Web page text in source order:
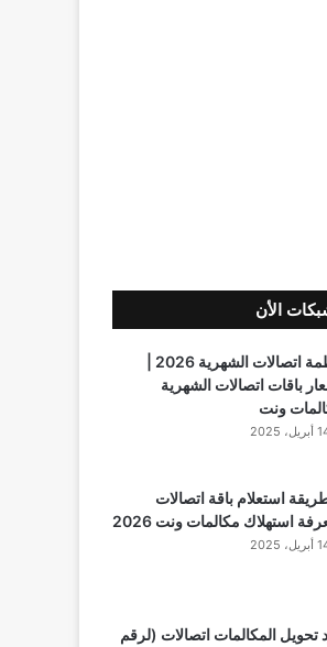
الأن
باقات اتصالات الشهرية
ونت
2025
طريقة استعلام باقة اتصالات
استهلاك مكالمات ونت 2026
2025
تحويل المكالمات اتصالات (لرقم